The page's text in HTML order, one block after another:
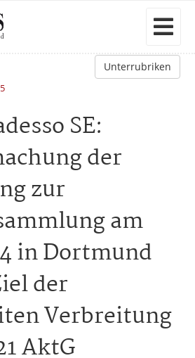
Unterrubriken
SE:
der
zur
am
in Dortmund
der
Verbreitung
AktG